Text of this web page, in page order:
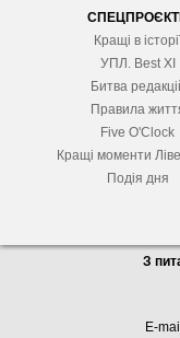
Кращі в
УПЛ. Best XІ
Битва
Правила
Five O'Clock
Кращі моменти
Подія дня
З
E-